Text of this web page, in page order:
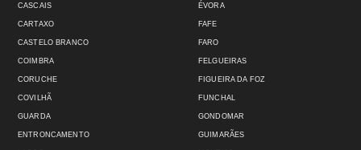
CASCAIS
CARTAXO
CASTELO BRANCO
COIMBRA
CORUCHE
COVILHÃ
GUARDA
ENTRONCAMENTO
ÉVORA
FAFE
FARO
FELGUEIRAS
FIGUEIRA DA FOZ
FUNCHAL
GONDOMAR
GUIMARÃES